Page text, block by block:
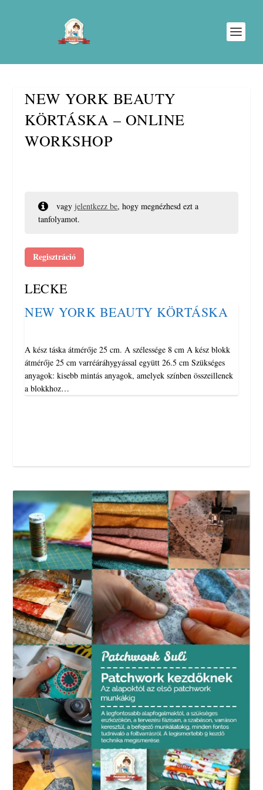
NEW YORK BEAUTY
KÖRTÁSKA – ONLINE
WORKSHOP
vagyjelentkezz be, hogy megnézhesd ezt a
tanfolyamot.
Regisztráció
LECKE
NEW YORK BEAUTY KÖRTÁSKA
A kész táska átmérője 25 cm. A szélessége 8 cm A kész blokk
átmérője 25 cm varréáráhygyással együtt 26.5 cm Szükséges
anyagok: kisebb mintás anyagok, amelyek színben összeillenek
a blokkhoz…